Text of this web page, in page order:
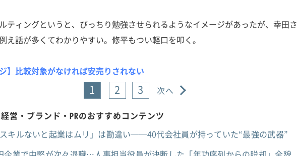
ティングというと、びっちり勉強させられるようなイメージがあったが、幸田さ
え話が多くてわかりやすい。修平もつい軽口を叩く。
ジ】比較対象がなければ安売りされない
1 2 3 次へ
営・ブランド・PRのおすすめコンテンツ
スキルないと起業はムリ」は勘違い──40代会社員が持っていた“最強の武器”